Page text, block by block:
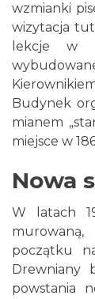
wzmianki
wizytacja
lekcje w
Budynek
mianem
miejsce w
Nowa
W latach
początku
Drewniany
powstania